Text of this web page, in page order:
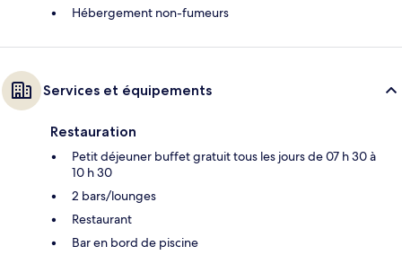
Hébergement non-fumeurs
Services et équipements
Restauration
Petit déjeuner buffet gratuit tous les jours de 07 h 30 à
10 h 30
2 bars/lounges
Restaurant
Bar en bord de piscine